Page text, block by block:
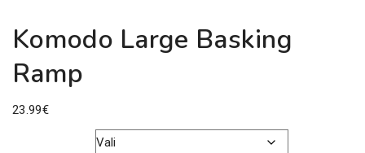
Komodo Large Basking
Ramp
23.99€